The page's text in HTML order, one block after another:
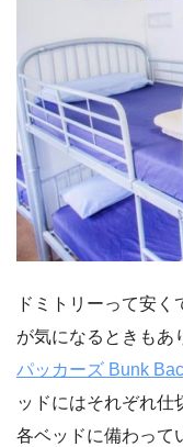
ドミトリーって安
が気になるときもあ
パッカーズ Bunk
ッドにはそれぞれ仕
各ベッドに備わって